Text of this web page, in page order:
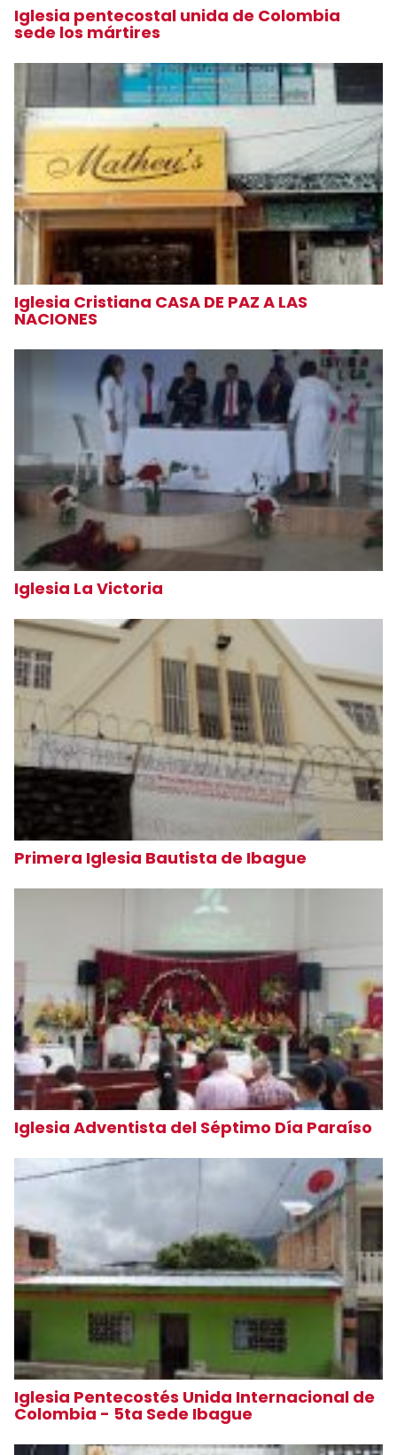
Iglesia pentecostal unida de Colombia
sede los mártires
Iglesia Cristiana CASA DE PAZ A LAS
NACIONES
Iglesia La Victoria
Primera Iglesia Bautista de Ibague
Iglesia Adventista del Séptimo Día Paraíso
Iglesia Pentecostés Unida Internacional de
Colombia - 5ta Sede Ibague